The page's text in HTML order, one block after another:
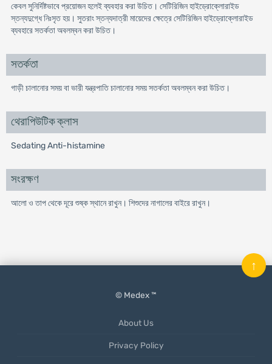
কেবল সুনির্দিষ্টভাবে প্রয়োজন হলেই ব্যবহার করা উচিত। সেটিরিজিন হাইড্রোক্লোরাইড
স্তন্যদুগ্ধে নিঃসৃত হয়। সুতরাং স্তন্যদাত্রী মায়েদের ক্ষেত্রে সেটিরিজিন হাইড্রোক্লোরাইড
ব্যবহারে সতর্কতা অবলম্বন করা উচিত।
সতর্কতা
গাড়ী চালানোর সময় বা ভারী যন্ত্রপাতি চালানোর সময় সতর্কতা অবলম্বন করা উচিত।
থেরাপিউটিক ক্লাস
Sedating Anti-histamine
সংরক্ষণ
আলো ও তাপ থেকে দূরে শুষ্ক স্থানে রাখুন। শিশুদের নাগালের বাইরে রাখুন।
© Medex ™
About Us
Privacy Policy
↑